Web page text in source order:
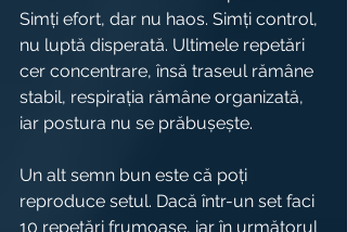
Simți efort, dar nu haos. Simți control,
nu luptă disperată. Ultimele repetări
cer concentrare, însă traseul rămâne
stabil, respirația rămâne organizată,
iar postura nu se prăbușește.
Un alt semn bun este că poți
reproduce setul. Dacă într-un set faci
10 repetări frumoase, iar în următorul